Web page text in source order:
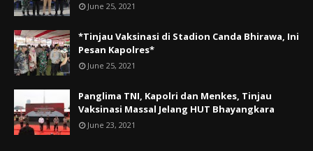
June 25, 2021
*Tinjau Vaksinasi di Stadion Canda Bhirawa, Ini
Pesan Kapolres*
June 25, 2021
Panglima TNI, Kapolri dan Menkes, Tinjau
Vaksinasi Massal Jelang HUT Bhayangkara
June 23, 2021